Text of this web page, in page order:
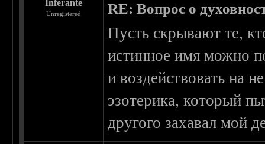
Inferante
Unregistered RE: Вопрос о
Пусть скрывают те,
истинное имя можно
и воздействовать на
эзотерика, который
другого захавал мой